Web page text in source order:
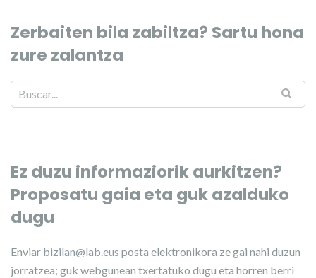
Zerbaiten bila zabiltza? Sartu hona
zure zalantza
Ez duzu informaziorik aurkitzen?
Proposatu gaia eta guk azalduko
dugu
Enviar bizilan@lab.eus posta elektronikora ze gai nahi duzun
jorratzea; guk webgunean txertatuko dugu eta horren berri